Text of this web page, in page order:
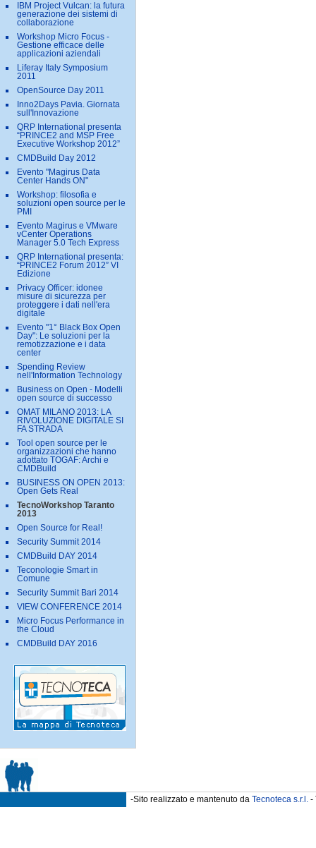
IBM Project Vulcan: la futura
generazione dei sistemi di
collaborazione
Workshop Micro Focus -
Gestione efficace delle
applicazioni aziendali
Liferay Italy Symposium
2011
OpenSource Day 2011
Inno2Days Pavia. Giornata
sull'Innovazione
QRP International presenta
“PRINCE2 and MSP Free
Executive Workshop 2012”
CMDBuild Day 2012
Evento "Magirus Data
Center Hands ON"
Workshop: filosofia e
soluzioni open source per le
PMI
Evento Magirus e VMware
vCenter Operations
Manager 5.0 Tech Express
QRP International presenta:
“PRINCE2 Forum 2012” VI
Edizione
Privacy Officer: idonee
misure di sicurezza per
proteggere i dati nell'era
digitale
Evento "1° Black Box Open
Day": Le soluzioni per la
remotizzazione e i data
center
Spending Review
nell'Information Technology
Business on Open - Modelli
open source di successo
OMAT MILANO 2013: LA
RIVOLUZIONE DIGITALE SI
FA STRADA
Tool open source per le
organizzazioni che hanno
adottato TOGAF: Archi e
CMDBuild
BUSINESS ON OPEN 2013:
Open Gets Real
TecnoWorkshop Taranto
2013
Open Source for Real!
Security Summit 2014
CMDBuild DAY 2014
Teconologie Smart in
Comune
Security Summit Bari 2014
VIEW CONFERENCE 2014
Micro Focus Performance in
the Cloud
CMDBuild DAY 2016
-Sito realizzato e mantenuto da Tecnoteca s.r.l. -